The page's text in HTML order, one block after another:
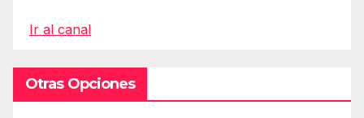
Ir al canal
Otras Opciones